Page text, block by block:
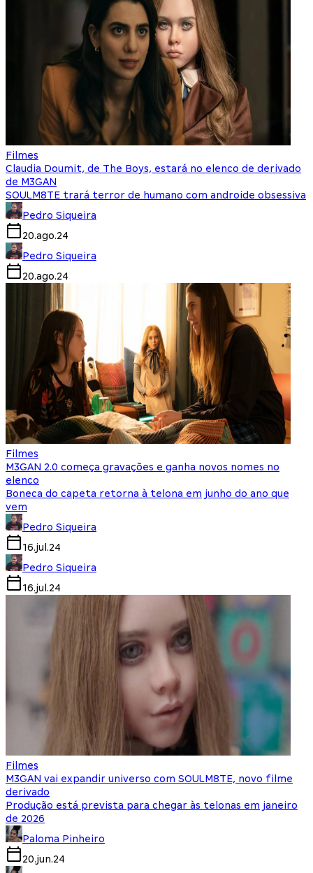
Filmes
Claudia Doumit, de The Boys, estará no elenco de derivado
de M3GAN
SOULM8TE trará terror de humano com androide obsessiva
Pedro Siqueira
20.ago.24
Pedro Siqueira
20.ago.24
Filmes
M3GAN 2.0 começa gravações e ganha novos nomes no
elenco
Boneca do capeta retorna à telona em junho do ano que
vem
Pedro Siqueira
16.jul.24
Pedro Siqueira
16.jul.24
Filmes
M3GAN vai expandir universo com SOULM8TE, novo filme
derivado
Produção está prevista para chegar às telonas em janeiro
de 2026
Paloma Pinheiro
20.jun.24